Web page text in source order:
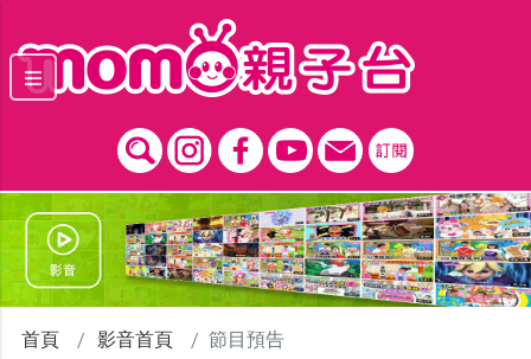
首頁 影音首頁 節目預告